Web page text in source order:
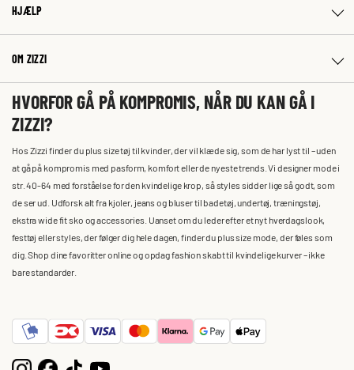
HJÆLP
OM ZIZZI
HVORFOR GÅ PÅ KOMPROMIS, NÅR DU KAN GÅ I
ZIZZI?
Hos Zizzi finder du plus size tøj til kvinder, der vil klæde sig, som de har lyst til – uden
at gå på kompromis med pasform, komfort eller de nyeste trends. Vi designer mode i
str. 40-64 med forståelse for den kvindelige krop, så styles sidder lige så godt, som
de ser ud. Udforsk alt fra kjoler, jeans og bluser til badetøj, undertøj, træningstøj,
ekstra wide fit sko og accessories. Uanset om du leder efter et nyt hverdagslook,
festtøj eller styles, der følger dig hele dagen, finder du plus size mode, der føles som
dig. Shop dine favoritter online og opdag fashion skabt til kvindelige kurver – ikke
bare standarder.